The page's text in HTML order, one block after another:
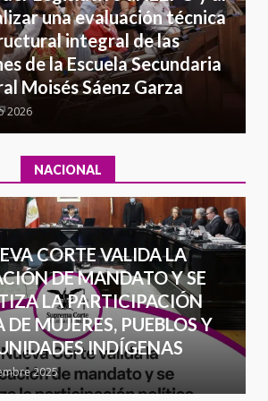
California; FGR lo investiga por
presuntos delitos de
delincuencia organizada y
contrabando
16 julio 2026
una evaluación técnica
integral de las
de la Escuela Secundaria
Moisés Sáenz Garza
2026
NACIONAL
CORTE VALIDA LA
DE MANDATO Y SE
LA PARTICIPACIÓN
MUJERES, PUEBLOS Y
INDÍGENAS
2025